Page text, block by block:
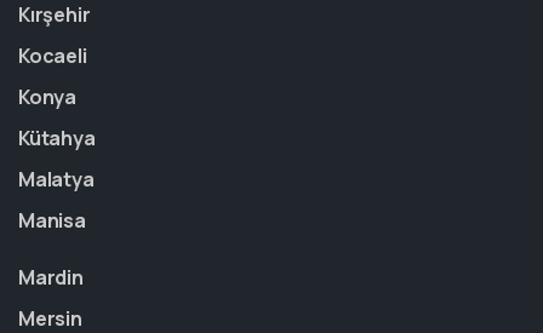
Kırşehir
Kocaeli
Konya
Kütahya
Malatya
Manisa
Mardin
Mersin